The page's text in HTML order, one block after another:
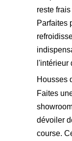
reste
Parfaites
l'intérieur
Housses
Faites
dévoiler
course.